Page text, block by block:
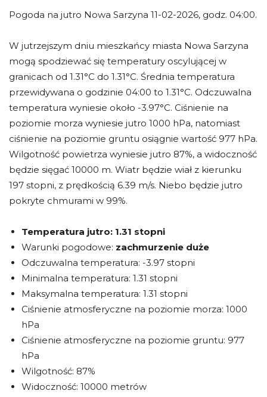
Pogoda na jutro Nowa Sarzyna 11-02-2026, godz. 04:00.
W jutrzejszym dniu mieszkańcy miasta Nowa Sarzyna
mogą spodziewać się temperatury oscylującej w
granicach od 1.31°C do 1.31°C. Średnia temperatura
przewidywana o godzinie 04:00 to 1.31°C. Odczuwalna
temperatura wyniesie około -3.97°C. Ciśnienie na
poziomie morza wyniesie jutro 1000 hPa, natomiast
ciśnienie na poziomie gruntu osiągnie wartość 977 hPa.
Wilgotność powietrza wyniesie jutro 87%, a widoczność
będzie sięgać 10000 m. Wiatr będzie wiał z kierunku
197 stopni, z prędkością 6.39 m/s. Niebo będzie jutro
pokryte chmurami w 99%.
Temperatura jutro: 1.31 stopni
Warunki pogodowe: zachmurzenie duże
Odczuwalna temperatura: -3.97 stopni
Minimalna temperatura: 1.31 stopni
Maksymalna temperatura: 1.31 stopni
Ciśnienie atmosferyczne na poziomie morza: 1000
hPa
Ciśnienie atmosferyczne na poziomie gruntu: 977
hPa
Wilgotność: 87%
Widoczność: 10000 metrów